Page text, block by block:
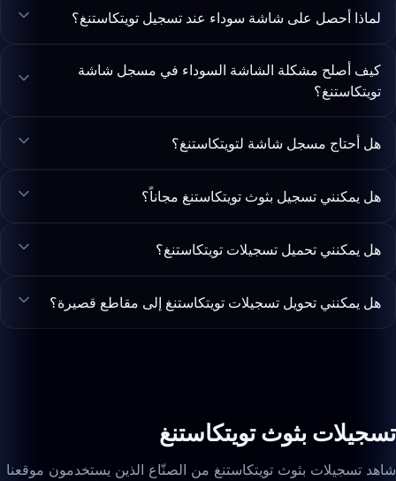
لماذا أحصل على شاشة سوداء عند تسجيل تويتكاستنغ؟
كيف أصلح مشكلة الشاشة السوداء في مسجل شاشة
تويتكاستنغ؟
هل أحتاج مسجل شاشة لتويتكاستنغ؟
هل يمكنني تسجيل بثوث تويتكاستنغ مجاناً؟
هل يمكنني تحميل تسجيلات تويتكاستنغ؟
هل يمكنني تحويل تسجيلات تويتكاستنغ إلى مقاطع قصيرة؟
تسجيلات بثوث تويتكاستنغ
شاهد تسجيلات بثوث تويتكاستنغ من الصنّاع الذين يستخدمون موقعنا